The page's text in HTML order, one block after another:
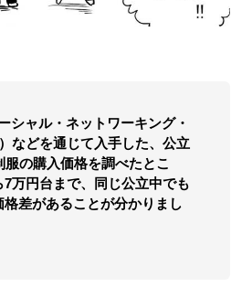
シャル・ネットワーキング・
などを通じて入手した、公立
服の購入価格を調べたとこ
7万円台まで、同じ公立中でも
差があることが分かりまし